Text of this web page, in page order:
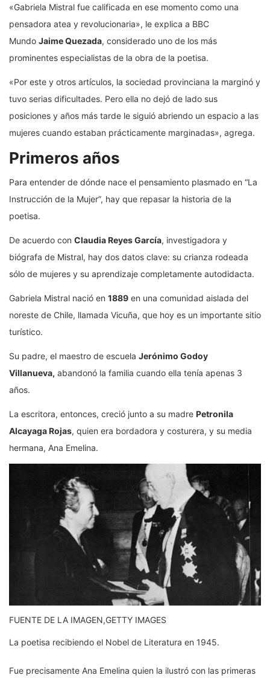
«Gabriela Mistral fue calificada en ese momento como una
pensadora atea y revolucionaria», le explica a BBC
Mundo Jaime Quezada, considerado uno de los más
prominentes especialistas de la obra de la poetisa.
«Por este y otros artículos, la sociedad provinciana la marginó y
tuvo serias dificultades. Pero ella no dejó de lado sus
posiciones y años más tarde le siguió abriendo un espacio a las
mujeres cuando estaban prácticamente marginadas», agrega.
Primeros años
Para entender de dónde nace el pensamiento plasmado en “La
Instrucción de la Mujer”, hay que repasar la historia de la
poetisa.
De acuerdo con Claudia Reyes García, investigadora y
biógrafa de Mistral, hay dos datos clave: su crianza rodeada
sólo de mujeres y su aprendizaje completamente autodidacta.
Gabriela Mistral nació en 1889 en una comunidad aislada del
noreste de Chile, llamada Vicuña, que hoy es un importante sitio
turístico.
Su padre, el maestro de escuela Jerónimo Godoy
Villanueva, abandonó la familia cuando ella tenía apenas 3
años.
La escritora, entonces, creció junto a su madre Petronila
Alcayaga Rojas, quien era bordadora y costurera, y su media
hermana, Ana Emelina.
FUENTE DE LA IMAGEN,GETTY IMAGES
La poetisa recibiendo el Nobel de Literatura en 1945.
Fue precisamente Ana Emelina quien la ilustró con las primeras